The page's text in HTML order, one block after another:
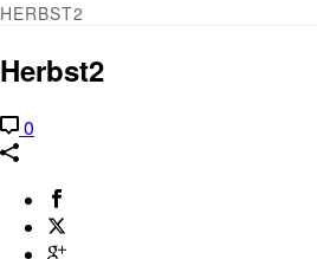
HERBST2
Herbst2
0